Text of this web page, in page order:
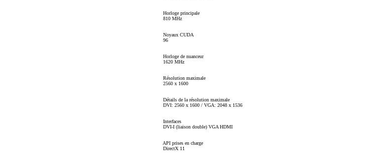
Horloge principale
810 MHz
Noyaux CUDA
96
Horloge de nuanceur
1620 MHz
Résolution maximale
2560 x 1600
Détails de la résolution maximale
DVI: 2560 x 1600 / VGA: 2048 x 1536
Interfaces
DVI-I (liaison double) VGA HDMI
API prises en charge
DirectX 11